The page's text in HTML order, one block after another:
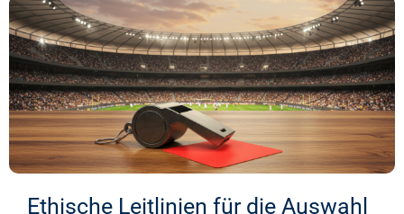
Ethische Leitlinien für die Auswahl